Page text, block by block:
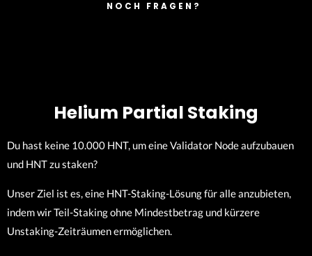
NOCH FRAGEN?
Helium Partial Staking
Du hast keine 10.000 HNT, um eine Validator Node aufzubauen
und HNT zu staken?
Unser Ziel ist es, eine HNT-Staking-Lösung für alle anzubieten,
indem wir Teil-Staking ohne Mindestbetrag und kürzere
Unstaking-Zeiträumen ermöglichen.